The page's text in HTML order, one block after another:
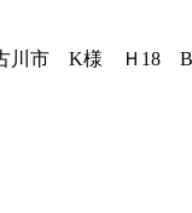
川市 K様 Ｈ18